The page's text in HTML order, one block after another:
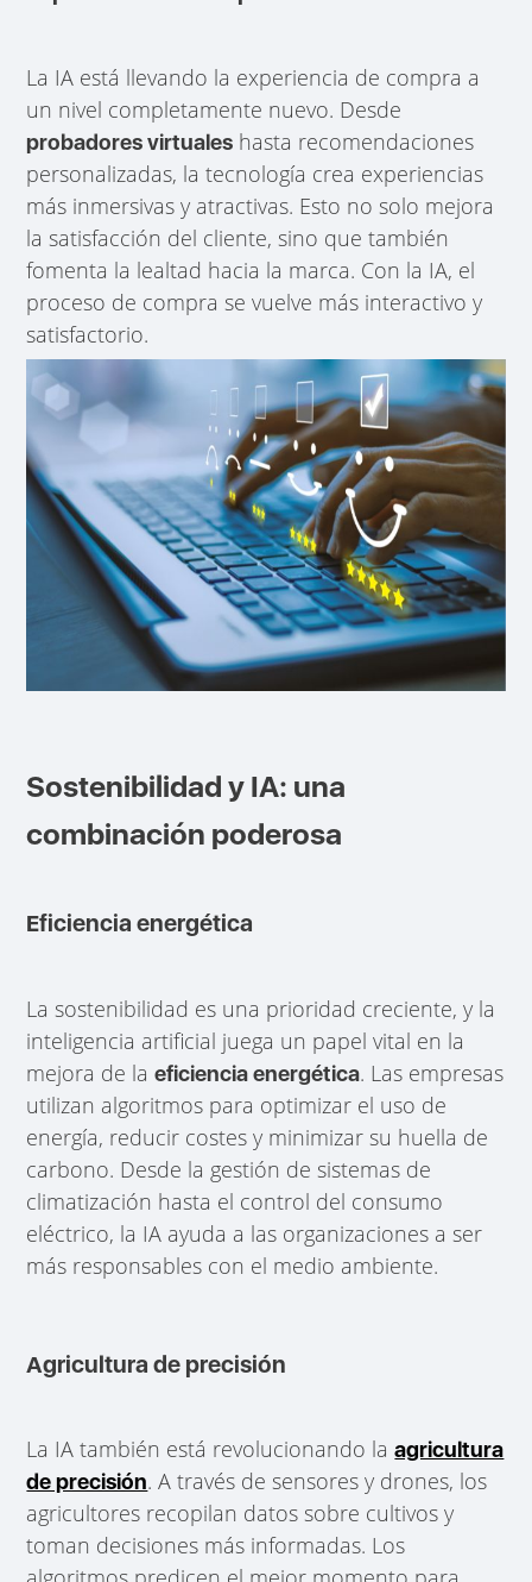
La IA está llevando la experiencia de compra a
un nivel completamente nuevo. Desde
probadores virtuales hasta recomendaciones
personalizadas, la tecnología crea experiencias
más inmersivas y atractivas. Esto no solo mejora
la satisfacción del cliente, sino que también
fomenta la lealtad hacia la marca. Con la IA, el
proceso de compra se vuelve más interactivo y
satisfactorio.
Sostenibilidad y IA: una
combinación poderosa
Eficiencia energética
La sostenibilidad es una prioridad creciente, y la
inteligencia artificial juega un papel vital en la
mejora de laeficiencia energética. Las empresas
utilizan algoritmos para optimizar el uso de
energía, reducir costes y minimizar su huella de
carbono. Desde la gestión de sistemas de
climatización hasta el control del consumo
eléctrico, la IA ayuda a las organizaciones a ser
más responsables con el medio ambiente.
Agricultura de precisión
La IA también está revolucionando laagricultura
de precisión. A través de sensores y drones, los
agricultores recopilan datos sobre cultivos y
toman decisiones más informadas. Los